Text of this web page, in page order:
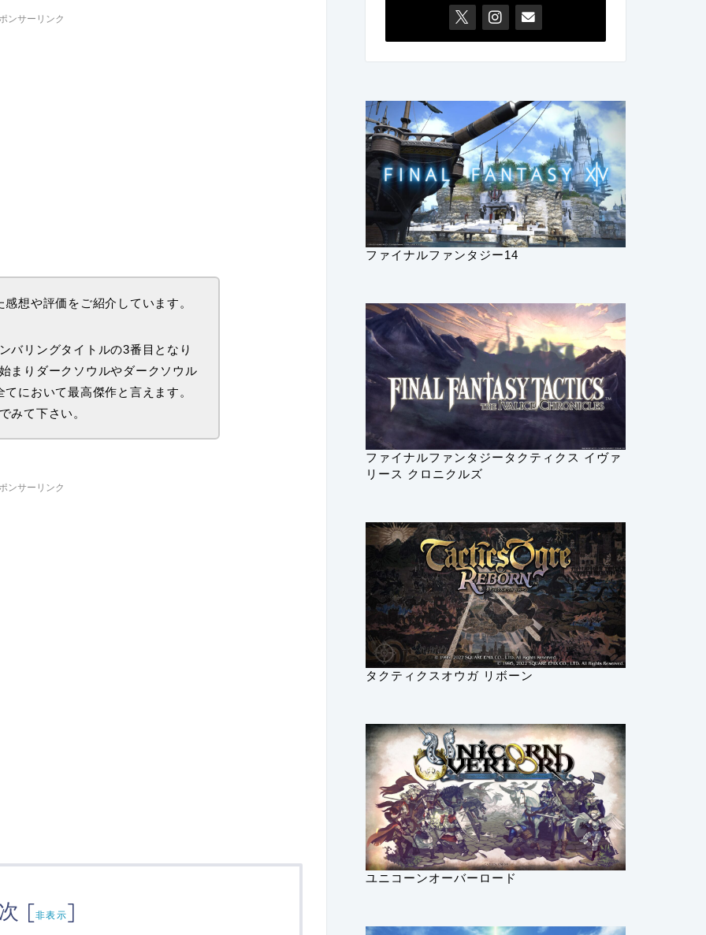
ンサーリンク
想や評価をご紹介しています。
バリングタイトルの3番目となり
まりダークソウルやダークソウル
において最高傑作と言えます。
みて下さい。
ンサーリンク
[非表示]
ファイナルファンタジー14
ファイナルファンタジータクティクス イヴァ
リース クロニクルズ
タクティクスオウガ リボーン
ユニコーンオーバーロード